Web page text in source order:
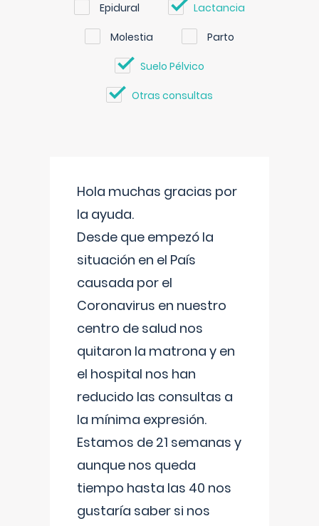
Epidural Lactancia
Molestia Parto
Suelo Pélvico
Otras consultas
Hola muchas gracias por
la ayuda.
Desde que empezó la
situación en el País
causada por el
Coronavirus en nuestro
centro de salud nos
quitaron la matrona y en
el hospital nos han
reducido las consultas a
la mínima expresión.
Estamos de 21 semanas y
aunque nos queda
tiempo hasta las 40 nos
gustaría saber si nos